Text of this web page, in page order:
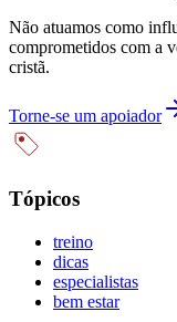
Não atuamos como
comprometidos com a
cristã.
Torne-se um apoiador
Tópicos
treino
dicas
especialistas
bem estar